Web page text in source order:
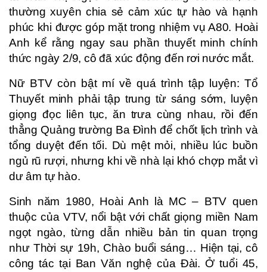
thường xuyên chia sẻ cảm xúc tự hào và hạnh
phúc khi được góp mặt trong nhiệm vụ A80. Hoài
Anh kể rằng ngay sau phần thuyết minh chính
thức ngày 2/9, cô đã xúc động đến rơi nước mắt.
Nữ BTV còn bật mí về quá trình tập luyện: Tổ
Thuyết minh phải tập trung từ sáng sớm, luyện
giọng đọc liên tục, ăn trưa cùng nhau, rồi đến
thẳng Quảng trường Ba Đình để chốt lịch trình và
tổng duyệt đến tối. Dù mệt mỏi, nhiều lúc buồn
ngủ rũ rượi, nhưng khi về nhà lại khó chợp mắt vì
dư âm tự hào.
Sinh năm 1980, Hoài Anh là MC – BTV quen
thuộc của VTV, nổi bật với chất giọng miền Nam
ngọt ngào, từng dẫn nhiều bản tin quan trọng
như Thời sự 19h, Chào buổi sáng… Hiện tại, cô
công tác tại Ban Văn nghệ của Đài. Ở tuổi 45,